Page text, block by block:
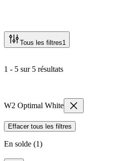
Tous les filtres1
1 - 5 sur 5 résultats
W2 Optimal White
Effacer tous les filtres
En solde (1)